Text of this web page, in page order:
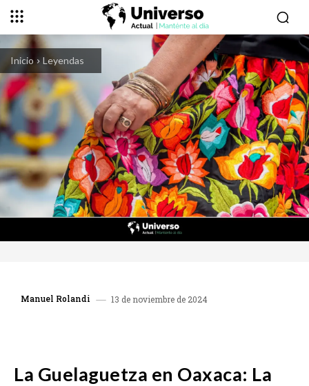
Inicio Leyendas
Manuel Rolandi 13 de noviembre de 2024
La Guelaguetza en Oaxaca: La